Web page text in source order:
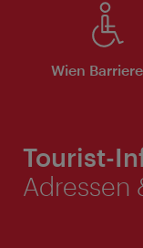
Wien
Tourist-
Adressen